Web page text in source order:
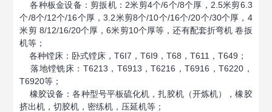
各种板金设备：剪扳机：2米剪4个/6个/8个厚，2.5米剪6.3
个/8个/12个/16个厚，3.2米剪8个/10个/16个/20个/30个厚，4
米剪 8/12/16/20个厚，6米剪10个厚等，还有配套折弯机 卷扳
机等；
各种镗床：卧式镗床，T6I7，T6I9，T68，T611，T649；
落地镗铣床：T6213，T6913，T6216，T6916，T6220，
T6920等；
橡胶设备：各种型号平板硫化机，扎胶机（开炼机），橡胶
挤出机，切胶机，密练机，压延机等；